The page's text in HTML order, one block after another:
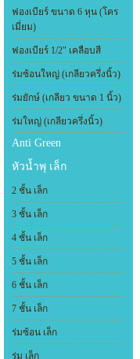
ฟองเบียร์ ขนาด 6 หุน (โคร
เมี่ยม)
ฟองเบียร์ 1/2" เคลือบสี
ร่มซ้อนใหญ่ (เกลียวครึ่งนิ้ว)
ร่มยักษ์ (เกลียว ขนาด 1 นิ้ว)
ร่มใหญ่ (เกลียวครึ่งนิ้ว)
Anti Green
หัวน้ำพุ เล็ก
2 ชั้น เล็ก
3 ชั้น เล็ก
4 ชั้น เล็ก
5 ชั้น เล็ก
6 ชั้น เล็ก
7 ชั้น เล็ก
ร่มซ้อน เล็ก
ร่ม เล็ก